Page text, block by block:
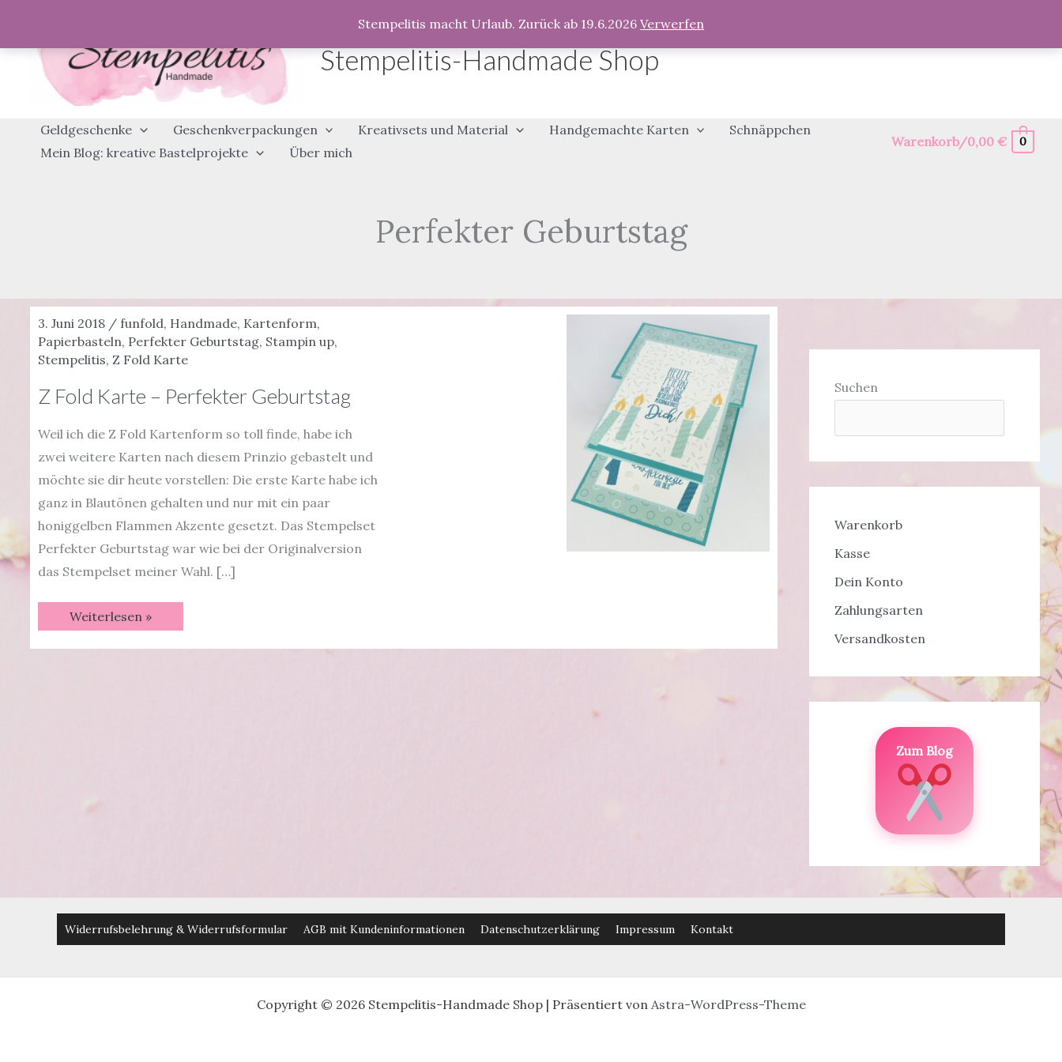
Stempelitis macht Urlaub. Zurück ab 19.6.2026 Verwerfen
springen
Stempelitis-Handmade Shop
Geldgeschenke Geschenkverpackungen Kreativsets und Material Handgemachte Karten
Schnäppchen
Mein Blog: kreative Bastelprojekte
Über mich
Warenkorb/0,00€ 0
Perfekter Geburtstag
3. Juni 2018 / funfold, Handmade, Kartenform,
Papierbasteln, Perfekter Geburtstag, Stampin up,
Stempelitis, Z Fold Karte
Z Fold Karte – Perfekter Geburtstag
Weil ich die Z Fold Kartenform so toll finde, habe ich
zwei weitere Karten nach diesem Prinzio gebastelt und
möchte sie dir heute vorstellen: Die erste Karte habe ich
ganz in Blautönen gehalten und nur mit ein paar
honiggelben Flammen Akzente gesetzt. Das Stempelset
Perfekter Geburtstag war wie bei der Originalversion
das Stempelset meiner Wahl. […]
Z
Fold
–
Weiterlesen »
Suchen
Warenkorb
Kasse
Dein Konto
Zahlungsarten
Versandkosten
Zum Blog
Widerrufsbelehrung & Widerrufsformular AGB mit Kundeninformationen Datenschutzerklärung Impressum Kontakt
Copyright © 2026 Stempelitis-Handmade Shop | Präsentiert von Astra-WordPress-Theme